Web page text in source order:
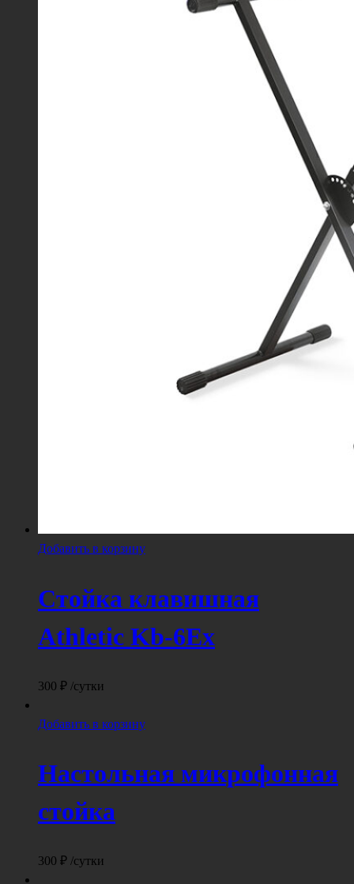
Добавить в корзину
Стойка клавишная
Athletic Kb-6Ex
300 ₽ /сутки
Добавить в корзину
Настольная микрофонная
стойка
300 ₽ /сутки